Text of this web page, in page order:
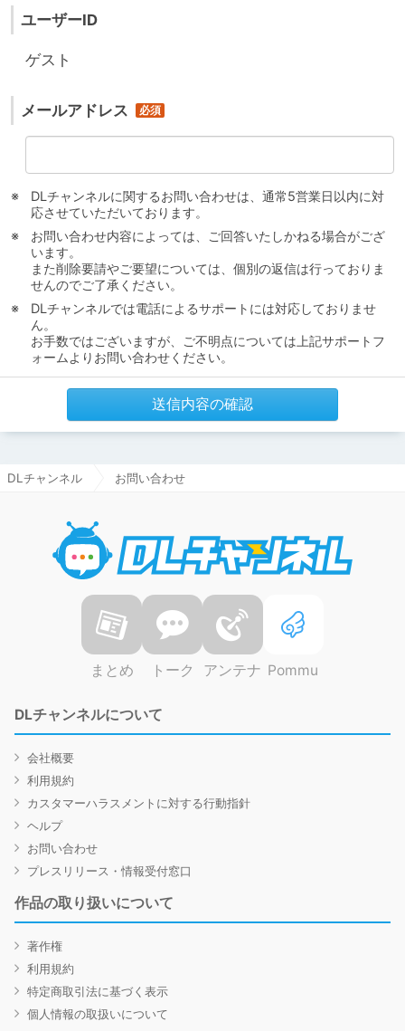
ユーザーID
ゲスト
メールアドレス
DLチャンネルに関するお問い合わせは、通常5営業日以内に対
応させていただいております。
お問い合わせ内容によっては、ご回答いたしかねる場合がござ
います。
また削除要請やご要望については、個別の返信は行っておりま
せんのでご了承ください。
DLチャンネルでは電話によるサポートには対応しておりませ
ん。
お手数ではございますが、ご不明点については上記サポートフ
ォームよりお問い合わせください。
送信内容の確認
DLチャンネル お問い合わせ
まとめ トーク アンテナ Pommu
DLチャンネルについて
会社概要
利用規約
カスタマーハラスメントに対する行動指針
ヘルプ
お問い合わせ
プレスリリース・情報受付窓口
作品の取り扱いについて
著作権
利用規約
特定商取引法に基づく表示
個人情報の取扱いについて